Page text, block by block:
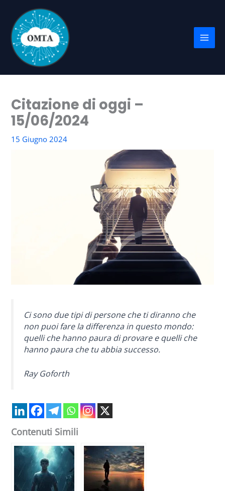
contenuto
Citazione di oggi –
15/06/2024
15 Giugno 2024
Ci sono due tipi di persone che ti diranno che
non puoi fare la differenza in questo mondo:
quelli che hanno paura di provare e quelli che
hanno paura che tu abbia successo.
Ray Goforth
Contenuti Simili